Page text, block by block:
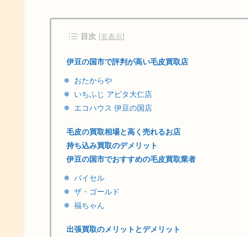
目次 [非表示]
伊豆の国市で評判が高い毛皮買取店
おたからや
いちふじ アピタ大仁店
エコハウス 伊豆の国店
毛皮の買取相場と高く売れるお店
持ち込み買取のデメリット
伊豆の国市でおすすめの毛皮買取業者
バイセル
ザ・ゴールド
福ちゃん
出張買取のメリットとデメリット